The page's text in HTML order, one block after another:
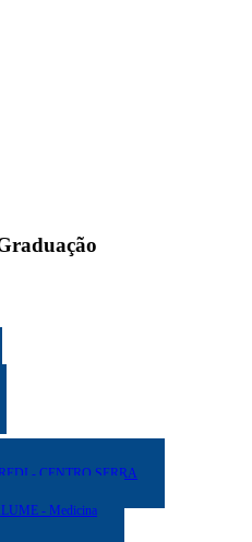
- CENTRO SERRA
- Medicina